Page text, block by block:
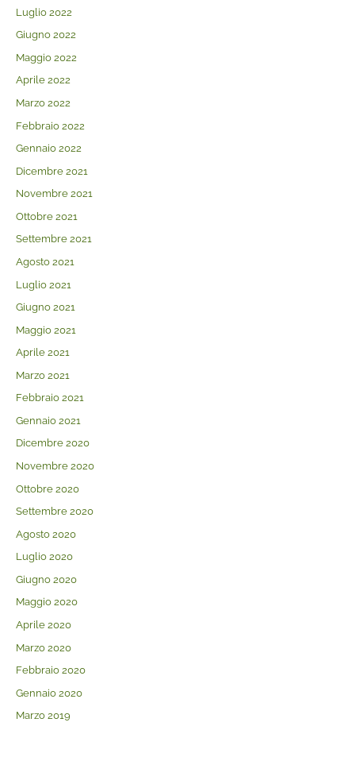
Luglio 2022
Giugno 2022
Maggio 2022
Aprile 2022
Marzo 2022
Febbraio 2022
Gennaio 2022
Dicembre 2021
Novembre 2021
Ottobre 2021
Settembre 2021
Agosto 2021
Luglio 2021
Giugno 2021
Maggio 2021
Aprile 2021
Marzo 2021
Febbraio 2021
Gennaio 2021
Dicembre 2020
Novembre 2020
Ottobre 2020
Settembre 2020
Agosto 2020
Luglio 2020
Giugno 2020
Maggio 2020
Aprile 2020
Marzo 2020
Febbraio 2020
Gennaio 2020
Marzo 2019